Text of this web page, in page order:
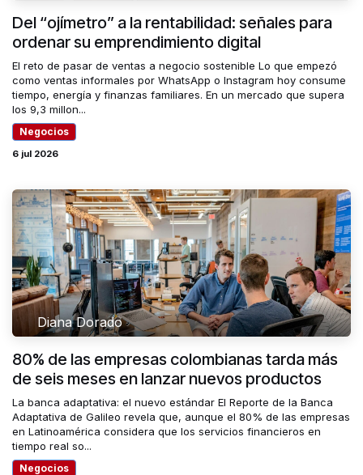
Del “ojímetro” a la rentabilidad: señales para
ordenar su emprendimiento digital
El reto de pasar de ventas a negocio sostenible Lo que empezó
como ventas informales por WhatsApp o Instagram hoy consume
tiempo, energía y finanzas familiares. En un mercado que supera
los 9,3 millon...
Negocios
6 jul 2026
Diana Dorado
80% de las empresas colombianas tarda más
de seis meses en lanzar nuevos productos
La banca adaptativa: el nuevo estándar El Reporte de la Banca
Adaptativa de Galileo revela que, aunque el 80% de las empresas
en Latinoamérica considera que los servicios financieros en
tiempo real so...
Negocios